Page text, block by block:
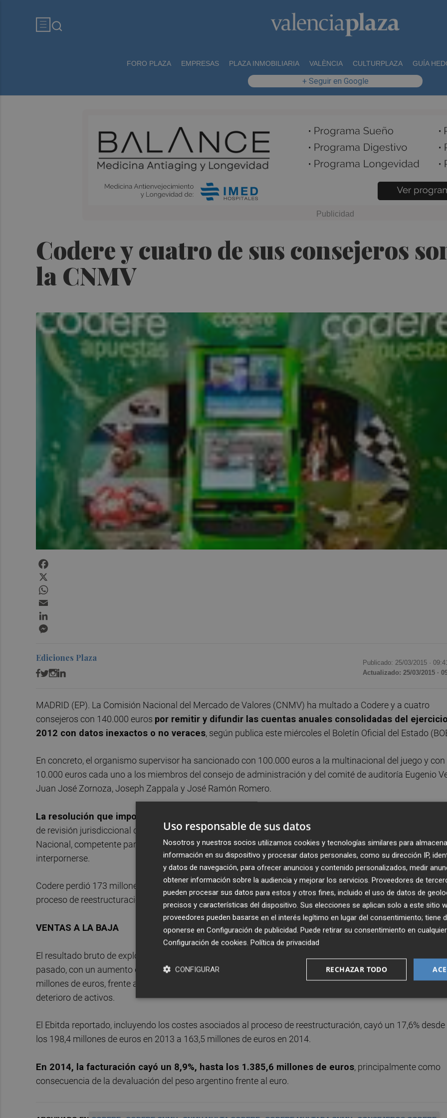
FORO PLAZA EMPRESAS PLAZA INMOBILIARIA VALÈNCIA CULTURPLAZA GUÍA
+ Seguir en Google
Codere y cuatro de sus consejeros
la CNMV
Ediciones Plaza Publicado: 25/03/2015 ·
Actualizado: 25/03/2015 ·
MADRID (EP). La Comisión Nacional del Mercado de Valores (CNMV) ha multado a Codere y a cuatro
consejeros con 140.000 euros por remitir y difundir las cuentas anuales consolidadas del
2012 con datos inexactos o no veraces, según publica este miércoles el Boletín Oficial del Estado
En concreto, el organismo supervisor ha sancionado con 100.000 euros a la multinacional del juego y con
10.000 euros cada uno a los miembros del consejo de administración y del comité de auditoría Eugenio
Juan José Zornoza, Joseph Zappala y José Ramón Romero.
La resolución que impone la sanciones es firme en vía administrativa,
de revisión jurisdiccional que corresponden a la Sala de lo Contencioso-Administrativo de la Audiencia
Nacional, competente para conocer los recursos que en su caso se hayan interpuesto o pudieran
interpornerse.
Codere perdió 173 millones de euros en 2014, prácticamente lo mismo que un año antes, afectada por el
proceso de reestructuración y los gastos asociados a éste.
VENTAS A LA BAJA
El resultado bruto de explotación (Ebitda) ajustado de Codere se situó en 213,2 millones de euros el año
pasado, con un aumento del 1% respecto a 2013, mientras que el resultado de explotación alcanzó los
millones de euros, frente a los 17,2 millones de pérdida del año anterior, gracias a menores provisiones por
deterioro de activos.
El Ebitda reportado, incluyendo los costes asociados al proceso de reestructuración, cayó un 17,6% desde
los 198,4 millones de euros en 2013 a 163,5 millones de euros en 2014.
En 2014, la facturación cayó un 8,9%, hasta los 1.385,6 millones de euros, principalmente como
consecuencia de la devaluación del peso argentino frente al euro.
Uso responsable de sus datos
Nosotros y nuestros socios utilizamos cookies y tecnologías similares para
información en su dispositivo y procesar datos personales, como su dirección IP,
y datos de navegación, para ofrecer anuncios y contenido personalizados, medir
obtener información sobre la audiencia y mejorar los servicios. Proveedores de
pueden procesar sus datos para estos y otros fines, incluido el uso de datos de
precisos y características del dispositivo. Sus elecciones se aplican solo a este sitio
proveedores pueden basarse en el interés legítimo en lugar del consentimiento; tiene
oponerse en Configuración de publicidad. Puede retirar su consentimiento en
Configuración de cookies. Política de privacidad
RECHAZAR TODO
CONFIGURAR